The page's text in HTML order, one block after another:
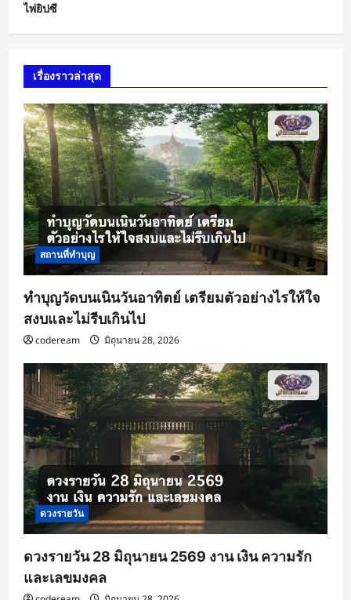
ไพ่ยิปซี
เรื่องราวล่าสุด
สถานที่ทำบุญ
ทำบุญวัดบนเนินวันอาทิตย์ เตรียมตัวอย่างไรให้ใจ
สงบและไม่รีบเกินไป
codeream มิถุนายน 28, 2026
ดวงรายวัน
ดวงรายวัน 28 มิถุนายน 2569 งาน เงิน ความรัก
และเลขมงคล